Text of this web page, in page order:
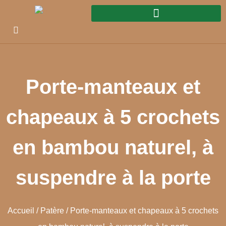
Porte-manteaux et
chapeaux à 5 crochets
en bambou naturel, à
suspendre à la porte
Accueil / Patère / Porte-manteaux et chapeaux à 5 crochets